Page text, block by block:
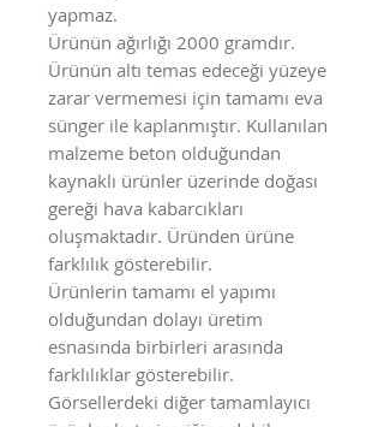
yapmaz.
Ürünün ağırlığı 2000 gramdır.
Ürünün altı temas edeceği yüzeye
zarar vermemesi için tamamı eva
sünger ile kaplanmıştır. Kullanılan
malzeme beton olduğundan
kaynaklı ürünler üzerinde doğası
gereği hava kabarcıkları
oluşmaktadır. Üründen ürüne
farklılık gösterebilir.
Ürünlerin tamamı el yapımı
olduğundan dolayı üretim
esnasında birbirleri arasında
farklılıklar gösterebilir.
Görsellerdeki diğer tamamlayıcı